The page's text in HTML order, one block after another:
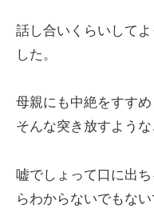
話し合いくらいして
した。
母親にも中絶をすすめ
そんな突き放すような
嘘でしょって口に出
らわからないでもな